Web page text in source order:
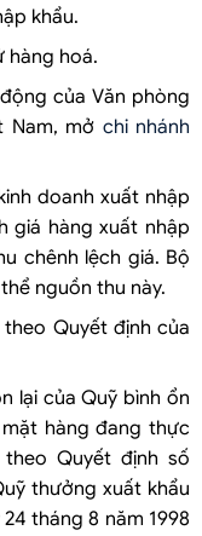
khẩu.
hàng hoá.
của Văn phòng
Nam, mở chi nhánh
doanh xuất nhập
giá hàng xuất nhập
chênh lệch giá. Bộ
nguồn thu này.
Quyết định của
lại của Quỹ bình ổn
hàng đang thực
Quyết định số
thưởng xuất khẩu
tháng 8 năm 1998